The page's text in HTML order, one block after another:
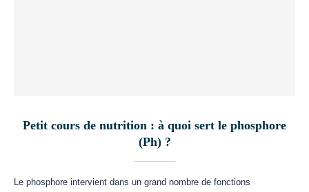
Petit cours de nutrition : à quoi sert le phosphore
(Ph) ?
Le phosphore intervient dans un grand nombre de fonctions